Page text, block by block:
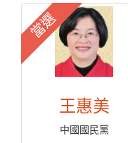
當選
王惠美
中國國民黨